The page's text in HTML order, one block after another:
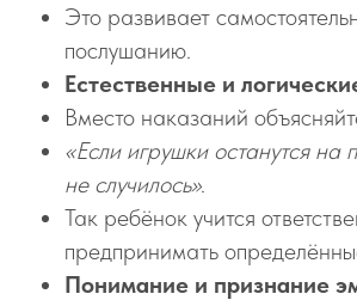
Это развивает
послушанию.
Естественные и
Вместо наказаний
«Если игрушки останутся на
не случилось».
Так ребёнок учится
предпринимать
Понимание и признание